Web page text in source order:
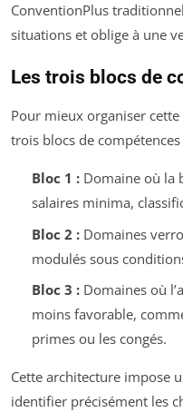
ConventionPlus
situations et oblige à une
Les trois blocs de
Pour mieux organiser
trois blocs de compétences
Bloc 1 :Domaine où la
salaires minima,
Bloc 2 :Domaines
modulés sous
Bloc 3 :Domaines où
moins favorable,
primes ou les congés.
Cette architecture impose
identifier précisément les